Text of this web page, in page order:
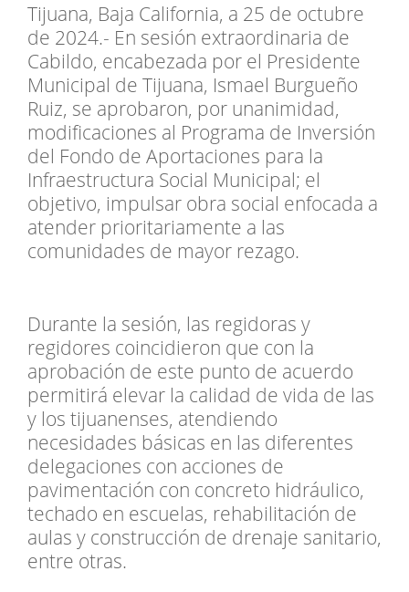
Tijuana, Baja California, a 25 de octubre
de 2024.- En sesión extraordinaria de
Cabildo, encabezada por el Presidente
Municipal de Tijuana, Ismael Burgueño
Ruiz, se aprobaron, por unanimidad,
modificaciones al Programa de Inversión
del Fondo de Aportaciones para la
Infraestructura Social Municipal; el
objetivo, impulsar obra social enfocada a
atender prioritariamente a las
comunidades de mayor rezago.
Durante la sesión, las regidoras y
regidores coincidieron que con la
aprobación de este punto de acuerdo
permitirá elevar la calidad de vida de las
y los tijuanenses, atendiendo
necesidades básicas en las diferentes
delegaciones con acciones de
pavimentación con concreto hidráulico,
techado en escuelas, rehabilitación de
aulas y construcción de drenaje sanitario,
entre otras.